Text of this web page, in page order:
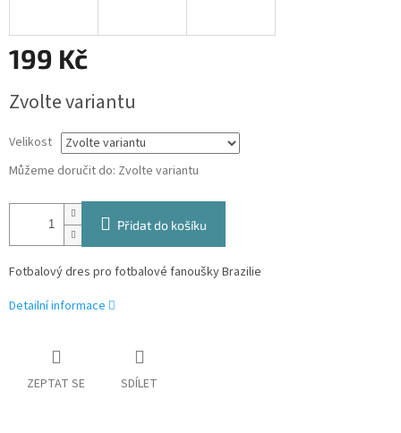
199 Kč
cena:
Zvolte variantu
Velikost
Můžeme doručit do: Zvolte variantu
Přidat do košíku
Fotbalový dres pro fotbalové fanoušky Brazilie
Detailní informace
ZEPTAT SE SDÍLET